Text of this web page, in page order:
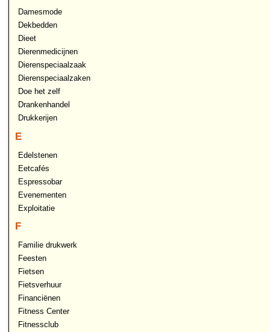
Damesmode
Dekbedden
Dieet
Dierenmedicijnen
Dierenspeciaalzaak
Dierenspeciaalzaken
Doe het zelf
Drankenhandel
Drukkerijen
E
Edelstenen
Eetcafés
Espressobar
Evenementen
Exploitatie
F
Familie drukwerk
Feesten
Fietsen
Fietsverhuur
Financiënen
Fitness Center
Fitnessclub